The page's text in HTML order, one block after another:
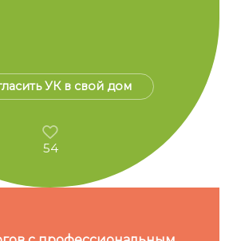
УК в свой дом
54